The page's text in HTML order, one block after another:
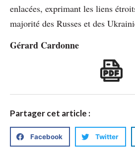
enlacées, exprimant les liens
majorité des Russes et des
Gérard Cardonne
Partager cet article :
Facebook Twitter